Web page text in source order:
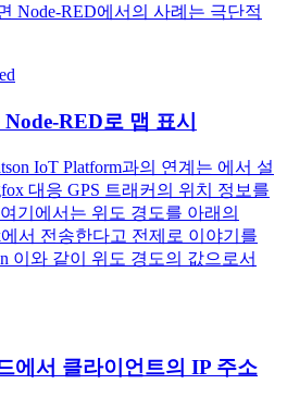
Node-RED에서의 사례는 극단적
RED로 맵 표시
IoT Platform과의 연계는 에서 설
대응 GPS 트래커의 위치 정보를
기에서는 위도 경도를 아래의
서 전송한다고 전제로 이야기를
이와 같이 위도 경도의 값으로서
에서 클라이언트의 IP 주소